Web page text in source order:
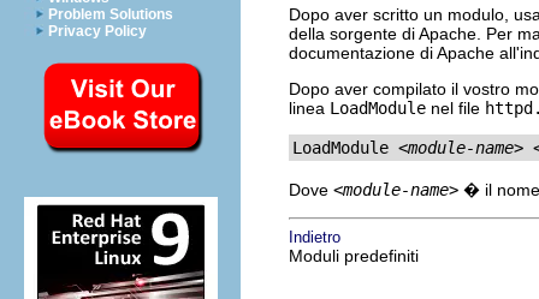
Problem Solutions
Privacy Policy
Dopo aver scritto un modulo,
della sorgente di Apache. Per
documentazione di Apache
Dopo aver compilato il vostro
linea LoadModule nel file
LoadModule <module-
Dove <module-name> � il
Indietro
Moduli predefiniti